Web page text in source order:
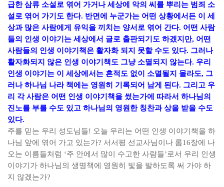
급한 삼류 소설로 엮어 가거나 세상에 악의 씨를 뿌리는 범죄 소
설로 엮어 가기도 한다. 반면에 누군가는 어떤 상황에서든 이 세
상과 많은 사람에게 유익을 끼치는 양서로 엮어 간다. 어떤 사람
들의 인생 이야기는 세상에서 글로 출판되기도 하겠지만, 어떤
사람들의 인생 이야기책은 활자화 되지 못할 수도 있다. 그러나
활자화되지 않은 인생 이야기책도 그냥 소멸되지 않는다. 우리
인생 이야기는 이 세상에서는 흔적도 없이 소멸될지 몰라도, 그
러나 하나님 나라 책에는 영원히 기록되어 남게 된다. 그리고 우
리 각 사람은 어떤 인생 이야기책을 썼는가에 따라서 하나님의
진노를 부를 수도 있고 하나님의 영원한 칭찬과 상을 받을 수도
있다.
주를 믿는 우리 성도님들! 오늘 우리는 어떤 인생 이야기책을 하
나님 앞에 엮어 가고 있는가? 서서평 선교사님이나 롬16장에 나
오는 이름들처럼 ‘주 안에서 많이 수고한 사람들’로서 우리 인생
이야기가 하나님의 생명책에 영원히 빛을 발하도록 써 가야 하
지 않겠는가?